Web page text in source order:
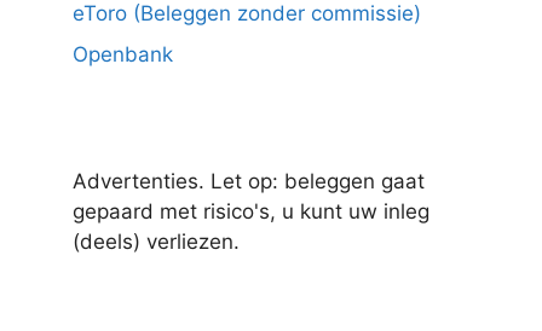
eToro (Beleggen zonder commissie)
Openbank
Advertenties. Let op: beleggen gaat
gepaard met risico's, u kunt uw inleg
(deels) verliezen.